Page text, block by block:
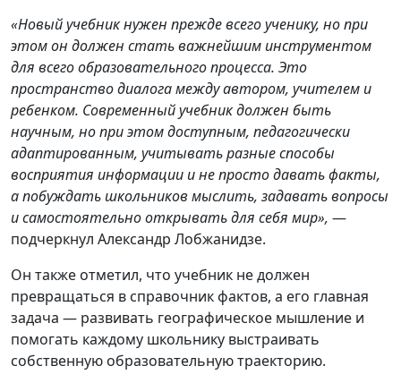
«Новый учебник нужен прежде всего ученику, но при
этом он должен стать важнейшим инструментом
для всего образовательного процесса. Это
пространство диалога между автором, учителем и
ребенком. Современный учебник должен быть
научным, но при этом доступным, педагогически
адаптированным, учитывать разные способы
восприятия информации и не просто давать факты,
а побуждать школьников мыслить, задавать вопросы
и самостоятельно открывать для себя мир», —
подчеркнул Александр Лобжанидзе.
Он также отметил, что учебник не должен
превращаться в справочник фактов, а его главная
задача — развивать географическое мышление и
помогать каждому школьнику выстраивать
собственную образовательную траекторию.